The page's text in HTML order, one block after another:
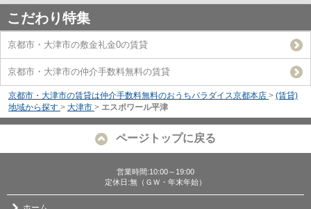
こだわり特集
京都市・大津市の敷金礼金0の賃貸
京都市・大津市の仲介手数料無料の賃貸
京都市・大津市の賃貸は仲介手数料無料のおうちパラダイス京都本店 > (賃貸)
地域から探す > 大津市 > エスポワール平津
ページトップに戻る
営業時間:10:00～19:00
定休日:無（ＧＷ・年末年始）